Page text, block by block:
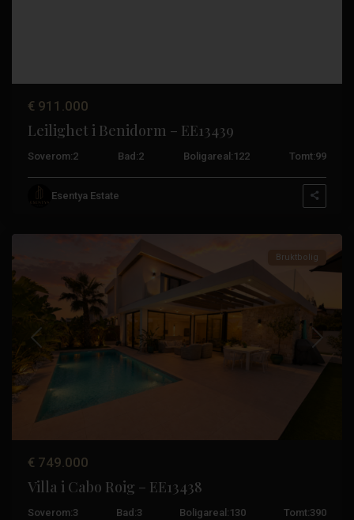
€ 911.000
Leilighet i Benidorm – EE13439
Soverom:2 Bad:2 Boligareal: 122 Tomt:99
Esentya Estate
Orihuela
Tidligere Neste
Bruktbolig
€ 749.000
Villa i Cabo Roig – EE13438
Soverom:3 Bad:3 Boligareal: 130 Tomt:390